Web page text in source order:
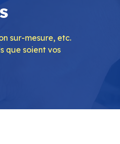
sur-mesure, etc.
que soient vos